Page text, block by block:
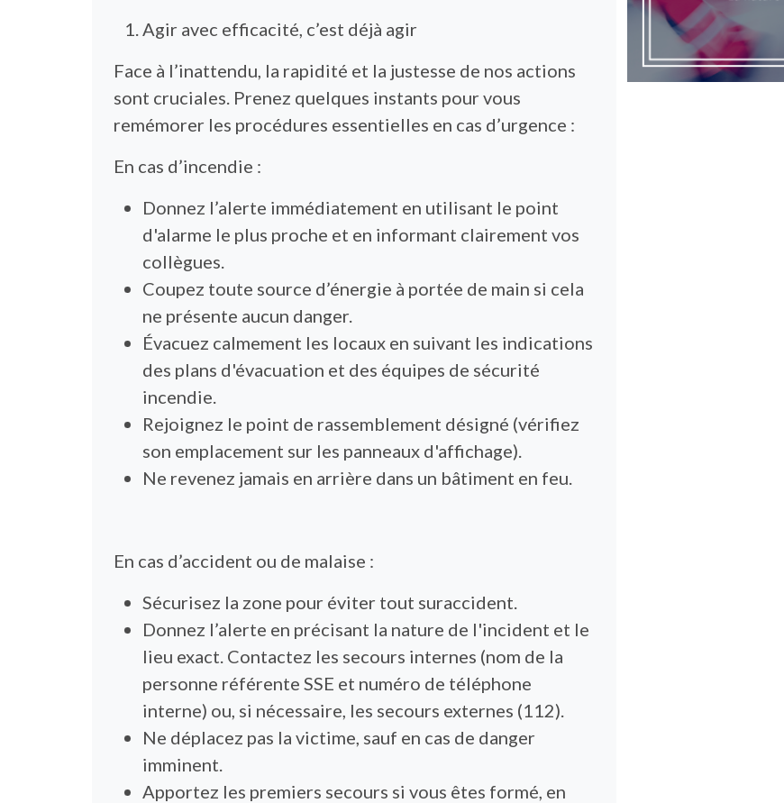
Agir avec efficacité, c’est déjà agir
Face à l’inattendu, la rapidité et la justesse de nos actions
sont cruciales. Prenez quelques instants pour vous
remémorer les procédures essentielles en cas d’urgence :
En cas d’incendie :
Donnez l’alerte immédiatement en utilisant le point
d'alarme le plus proche et en informant clairement vos
collègues.
Coupez toute source d’énergie à portée de main si cela
ne présente aucun danger.
Évacuez calmement les locaux en suivant les indications
des plans d'évacuation et des équipes de sécurité
incendie.
Rejoignez le point de rassemblement désigné (vérifiez
son emplacement sur les panneaux d'affichage).
Ne revenez jamais en arrière dans un bâtiment en feu.
En cas d’accident ou de malaise :
Sécurisez la zone pour éviter tout suraccident.
Donnez l’alerte en précisant la nature de l'incident et le
lieu exact. Contactez les secours internes (nom de la
personne référente SSE et numéro de téléphone
interne) ou, si nécessaire, les secours externes (112).
Ne déplacez pas la victime, sauf en cas de danger
imminent.
Apportez les premiers secours si vous êtes formé, en